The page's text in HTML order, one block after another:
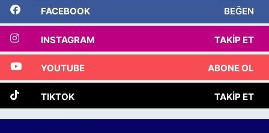
FACEBOOK BEĞEN
INSTAGRAM TAKIP ET
YOUTUBE ABONE OL
TIKTOK TAKIP ET